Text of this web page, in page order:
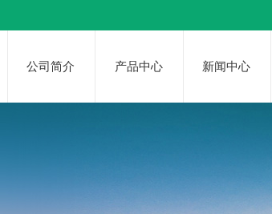
公司简介 产品中心 新闻中心